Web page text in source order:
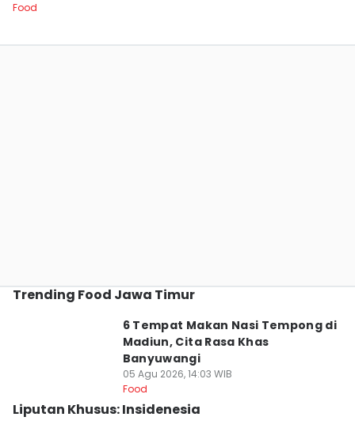
Food
Trending Food Jawa Timur
6 Tempat Makan Nasi Tempong di
Madiun, Cita Rasa Khas
Banyuwangi
05 Agu 2026, 14:03 WIB
Food
Liputan Khusus: Insidenesia